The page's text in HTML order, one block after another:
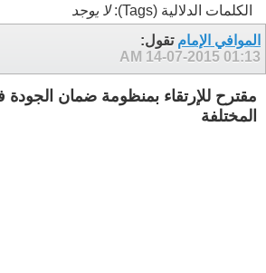
الكلمات الدلالية (Tags):
لا يوجد
الموافي الإمام تقول:
14-07-2015 01:13 AM
مقترح للإرتقاء بمنظومة ضمان الجودة
المختلفة